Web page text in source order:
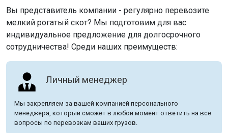
Вы представитель компании - регулярно перевозите
мелкий рогатый скот? Мы подготовим для вас
индивидуальное предложение для долгосрочного
сотрудничества! Среди наших преимуществ:
Личный менеджер
Мы закрепляем за вашей компанией персонального
менеджера, который сможет в любой момент ответить на все
вопросы по перевозкам ваших грузов.